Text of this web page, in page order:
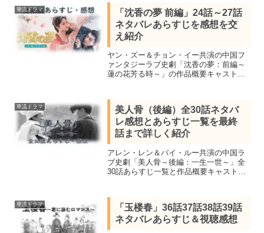
落した一族の女性たちが困難を乗り越え
力強く生き抜く姿。
華流ドラマ
「沈香の夢 前編」24話～27話
ネタバレあらすじを感想を交
え紹介
ヤン・ズー＆チョン・イー共演の中国フ
ァンタジーラブ史劇「沈香の夢：前編～
蓮の花芳る時～」の作品概要キャスト＆
数々のランキングで1位を獲得した超話題
作
華流ドラマ
美人骨（後編）全30話ネタバ
レ感想とあらすじ一覧を最終
話まで詳しく紹介
アレン・レン＆バイ・ルー共演の中国ラ
ブ史劇「美人骨～後編：一生一世～」全
30話あらすじ一覧と作品概要キャスト、
華流ドラマ
「玉楼春」36話37話38話39話
ネタバレあらすじ＆視聴感想